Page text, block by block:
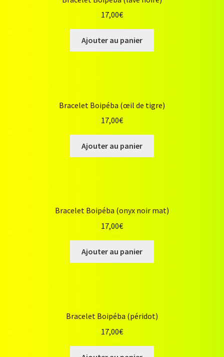
17,00€
Ajouter au panier
Bracelet Boipéba (œil de tigre)
17,00€
Ajouter au panier
Bracelet Boipéba (onyx noir mat)
17,00€
Ajouter au panier
Bracelet Boipéba (péridot)
17,00€